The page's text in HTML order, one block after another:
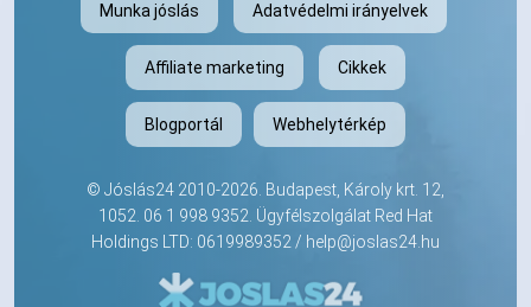
Munka jóslás Adatvédelmi irányelvek
Affiliate marketing Cikkek
Blogportál Webhelytérkép
© Jóslás24 2010-2026. Budapest, Károly krt. 12,
1052. 06 1 998 9352. Ügyfélszolgálat Red Hat
Holdings LTD: 0619989352 / help@joslas24.hu